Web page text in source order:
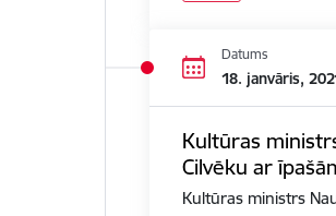
Datums
18. janvāris,
Kultūras
Cilvēku ar
Kultūras ministrs